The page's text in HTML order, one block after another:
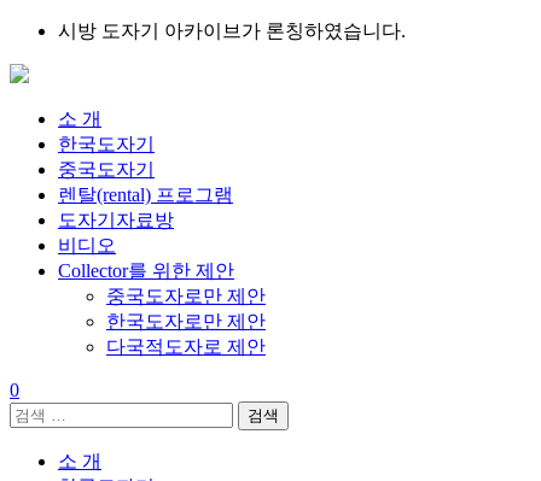
Skip
content
시방 도자기 아카이브가 론칭하였습니다.
소 개
한국도자기
중국도자기
렌탈(rental) 프로그램
도자기자료방
비디오
Collector를 위한 제안
중국도자로만 제안
한국도자로만 제안
다국적도자로 제안
0
검
소 개